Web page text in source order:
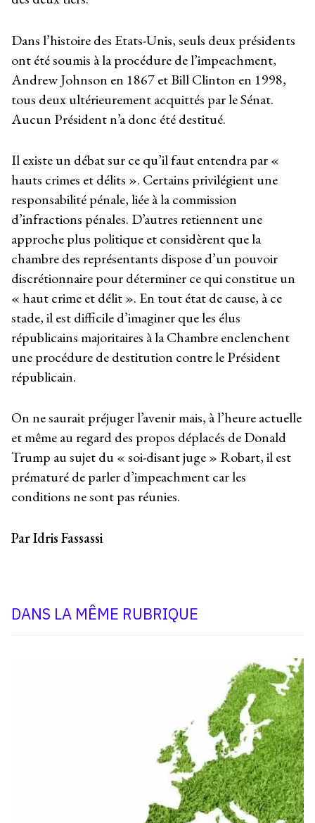
Dans l’histoire des Etats-Unis, seuls deux présidents
ont été soumis à la procédure de l’impeachment,
Andrew Johnson en 1867 et Bill Clinton en 1998,
tous deux ultérieurement acquittés par le Sénat.
Aucun Président n’a donc été destitué.
Il existe un débat sur ce qu’il faut entendra par «
hauts crimes et délits ». Certains privilégient une
responsabilité pénale, liée à la commission
d’infractions pénales. D’autres retiennent une
approche plus politique et considèrent que la
chambre des représentants dispose d’un pouvoir
discrétionnaire pour déterminer ce qui constitue un
« haut crime et délit ». En tout état de cause, à ce
stade, il est difficile d’imaginer que les élus
républicains majoritaires à la Chambre enclenchent
une procédure de destitution contre le Président
républicain.
On ne saurait préjuger l’avenir mais, à l’heure actuelle
et même au regard des propos déplacés de Donald
Trump au sujet du « soi-disant juge » Robart, il est
prématuré de parler d’impeachment car les
conditions ne sont pas réunies.
Par Idris Fassassi
DANS LA MÊME RUBRIQUE